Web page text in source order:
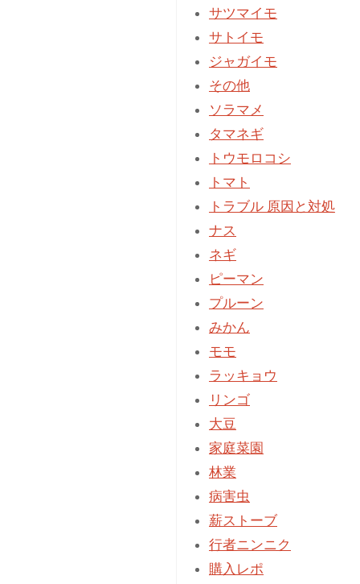
サツマイモ
サトイモ
ジャガイモ
その他
ソラマメ
タマネギ
トウモロコシ
トマト
トラブル 原因と対処
ナス
ネギ
ピーマン
プルーン
みかん
モモ
ラッキョウ
リンゴ
大豆
家庭菜園
林業
病害虫
薪ストーブ
行者ニンニク
購入レポ